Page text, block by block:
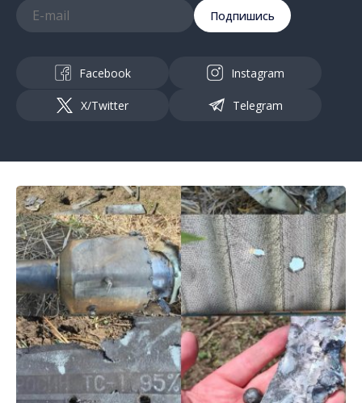
Подпишись
Facebook Instagram
X/Twitter Telegram